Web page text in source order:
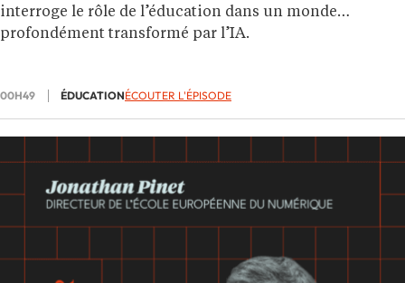
interroge le rôle de l’éducation dans un monde
profondément transformé par l’IA.
00H49 ÉDUCATIONÉCOUTER L'ÉPISODE